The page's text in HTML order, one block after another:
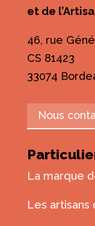
et de
46, rue
CS 81423
33074
Nous
La marque
Les artisans